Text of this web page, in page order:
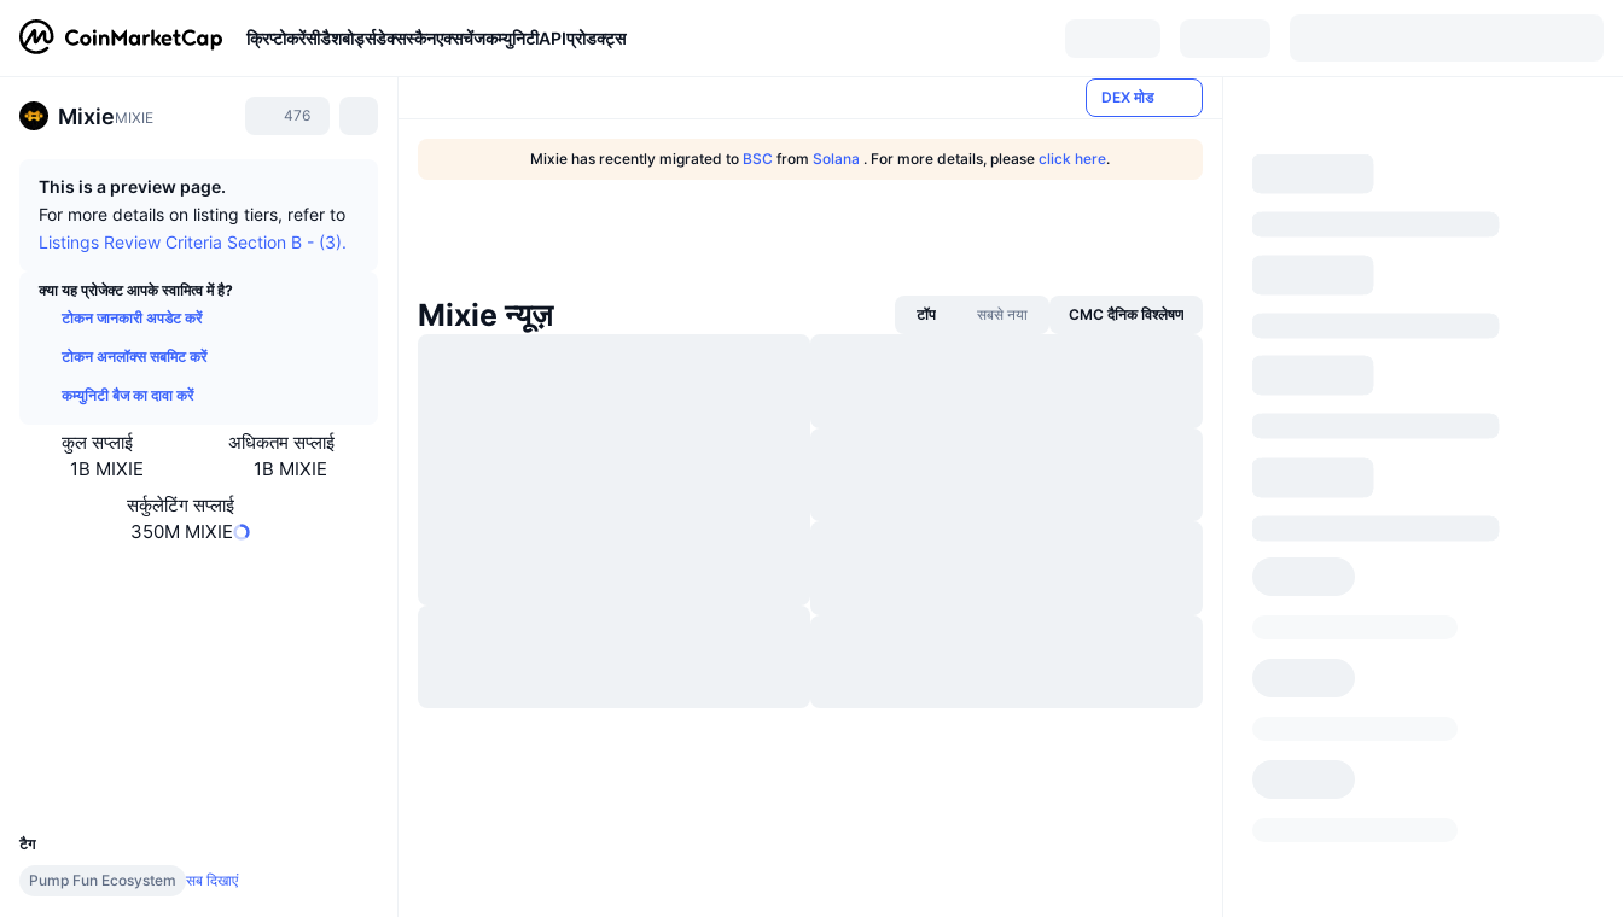
क्रिप्टोकरेंसीडैशबोर्ड्सडेक्सस्कैनएक्सचेंजकम्युनिटीAPIप्रोडक्ट्स
MixieMIXIE 476
This is a preview page.
For more details on listing tiers, refer to
Listings Review Criteria Section B - (3).
क्या यह प्रोजेक्ट आपके स्वामित्व में है?
टोकन जानकारी अपडेट करें
टोकन अनलॉक्स सबमिट करें
कम्युनिटी बैज का दावा करें
कुल सप्लाई
1B MIXIE
अधिकतम सप्लाई
1B MIXIE
सर्कुलेटिंग सप्लाई
350M MIXIE
टैग
Pump Fun Ecosystem सब दिखाएं
DEX मोड
Mixie has recently migrated to BSC from Solana . For more details, please click here.
Mixie न्यूज़ टॉप सबसे नया CMC दैनिक विश्लेषण